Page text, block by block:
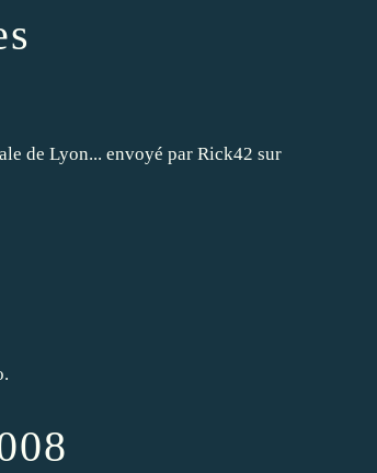
de Lyon... envoyé par Rick42 sur